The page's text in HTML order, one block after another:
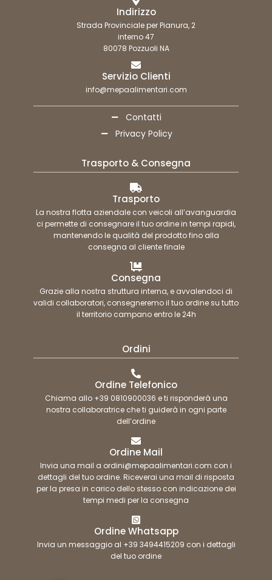
Indirizzo
Strada Provinciale per Pianura, 2
interno 47
80078 Pozzuoli NA
Servizio Clienti
info@mepaalimentari.com
Contatti
Privacy Policy
Trasporto & Consegna
Trasporto
La nostra flotta aziendale con veicoli all’avanguardia
ci permette di consegnare il tuo ordine in tempi rapidi,
mantenendo le qualità del prodotto fino alla
consegna al cliente finale
Consegna
Grazie alla nostra struttura interna, e avvalendoci di
validi collaboratori, consegneremo il tuo ordine su tutto
il territorio campano entro le 24h
Ordini
Ordine Telefonico
Chiama allo +39 0810900036 e ti risponderà una
nostra collaboratrice che ti guiderà in ogni parte
dell’ordine
Ordine Mail
Invia una mail a ordini@mepaalimentari.com con i
dettagli del tuo ordine. Riceverai una mail di risposta
per la presa in carico dello stesso con indicazione dei
tempi medi per la consegna
Ordine Whatsapp
Invia un messaggio al +39 3494415209 con i dettagli
del tuo ordine